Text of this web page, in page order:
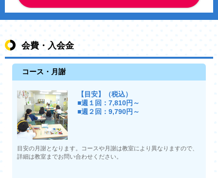
会費・入会金
コース・月謝
【目安】（税込）
■週１回：7,810円～
■週２回：9,790円～
目安の月謝となります。コースや月謝は教室により異なりますので、
詳細は教室までお問い合わせください。